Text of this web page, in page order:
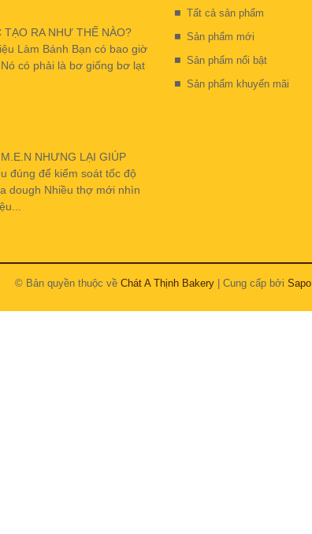
RA NHƯ THẾ NÀO?
Làm Bánh Bạn có bao giờ
có phải là bơ giống bơ lạt
NHƯNG LẠI GIÚP
đúng để kiểm soát tốc độ
dough Nhiều thợ mới nhìn
Tất cả sản phẩm
Sản phẩm mới
Sản phẩm nổi bật
Sản phẩm khuyến mãi
© Bản quyền thuộc về Chát A Thịnh Bakery | Cung cấp bởi Sapo